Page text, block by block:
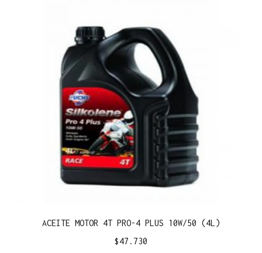
ACEITE MOTOR 4T PRO-4 PLUS 10W/50 (4L)
$47.730